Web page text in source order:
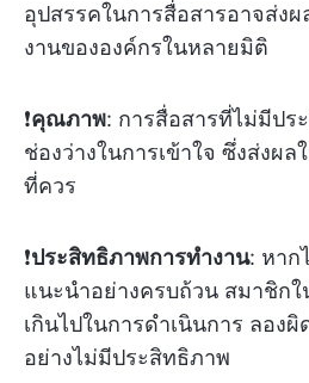
อุปสรรคในการสื่อสารอาจส่งผ
งานขององค์กรในหลายมิติ
❗️คุณภาพ: การสื่อสารที่ไม่มีปร
ช่องว่างในการเข้าใจ ซึ่งส่งผล
ที่ควร
❗️ประสิทธิภาพการทำงาน: หาก
แนะนำอย่างครบถ้วน สมาชิก
เกินไปในการดำเนินการ ลอง
อย่างไม่มีประสิทธิภาพ